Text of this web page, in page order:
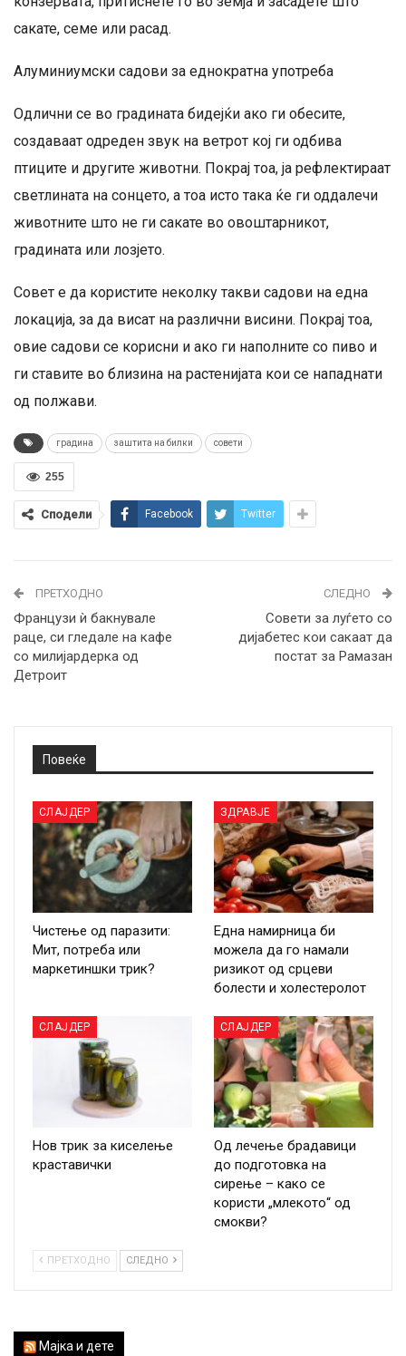
сакате, семе или расад.
Алуминиумски садови за еднократна употреба
Одлични се во градината бидејќи ако ги обесите,
создаваат одреден звук на ветрот кој ги одбива
птиците и другите животни. Покрај тоа, ја рефлектираат
светлината на сонцето, а тоа исто така ќе ги оддалечи
животните што не ги сакате во овоштарникот,
градината или лозјето.
Совет е да користите неколку такви садови на една
локација, за да висат на различни висини. Покрај тоа,
овие садови се корисни и ако ги наполните со пиво и
ги ставите во близина на растенијата кои се нападнати
од полжави.
градина заштита на билки совети
255
Сподели Facebook Twitter
ПРЕТХОДНО
Французи ѝ бакнувале
раце, си гледале на кафе
со милијардерка од
Детроит
СЛЕДНО
Совети за луѓето со
дијабетес кои сакаат да
постат за Рамазан
Повеќе
СЛАЈДЕР
Чистење од паразити:
Мит, потреба или
маркетиншки трик?
ЗДРАВЈЕ
Една намирница би
можела да го намали
ризикот од срцеви
болести и холестеролот
СЛАЈДЕР
Нов трик за киселење
краставички
СЛАЈДЕР
Од лечење брадавици
до подготовка на
сирење – како се
користи „млекото“ од
смокви?
ПРЕТХОДНО СЛЕДНО
Мајка и дете